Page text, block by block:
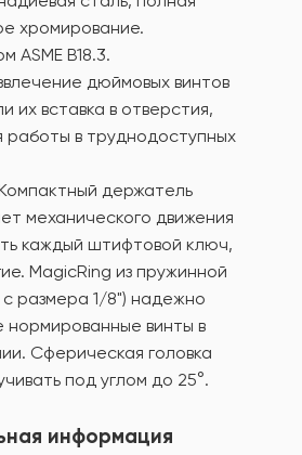
хромирование.
ASME В18.3.
дюймовых винтов
их вставка в отверстия,
работы в труднодоступных
держатель
механического движения
каждый штифтовой ключ,
MagicRing из пружинной
размера 1/8") надежно
нормированные винты в
Сферическая головка
под углом до 25°.
информация